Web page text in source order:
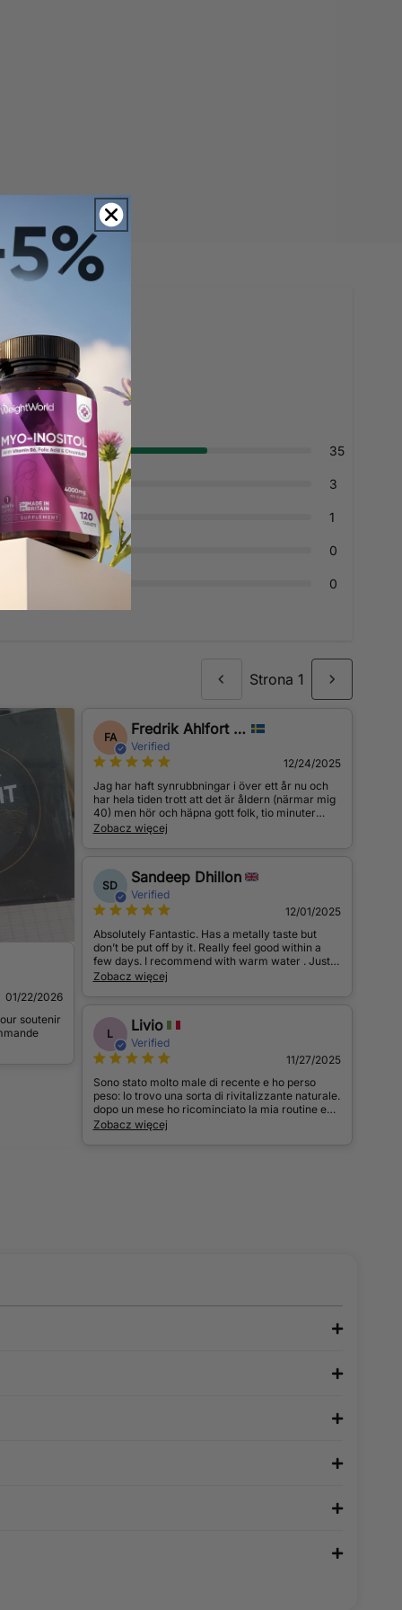
35
3
1
0
0
Strona 1
01/22/2026
soutenir
FA Fredrik Ahlfort Lidén
Verified
12/24/2025
Jag har haft synrubbningar i över ett år nu och
har hela tiden trott att det är åldern (närmar mig
40) men hör och häpna gott folk, tio minuter
efter att jag tog detta mirakelmedel första
vill också poängtera att jag lade det direkt på
tungan, väntade tills det hade smält helt och
svalde sedan utan något till. På tom mage. För de
som tror att jag hittar på kan maila mig på
fredrik.ahlfort@gmail.com så ska vi prata mer!
Otroligt bra pris på detta preparat också, många
tar det dubbla för 30g och denna är på 50g.
ALLA borde pröva detta!
Zobacz więcej
SD Sandeep Dhillon
Verified
12/01/2025
Absolutely Fantastic. Has a metally taste but
don’t be put off by it. Really feel good within a
few days. I recommend with warm water . Just
let it sit for 10-15
Zobacz więcej
L Livio
Verified
11/27/2025
Sono stato molto male di recente e ho perso
peso: lo trovo una sorta di rivitalizzante naturale.
dopo un mese ho ricominciato la mia routine ed
andare in bicicletta. Mi ci trovo molto bene,
Zobacz więcej